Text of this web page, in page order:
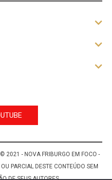
© 2021 - NOVA FRIBURGO EM FOCO -
PARCIAL DESTE CONTEÚDO SEM
DE SEUS AUTORES.